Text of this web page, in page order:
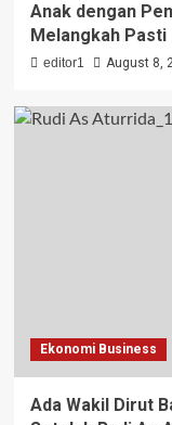
Anak dengan
Melangkah Pasti
editor1 August 8,
Ekonomi Business
Ada Wakil Dirut